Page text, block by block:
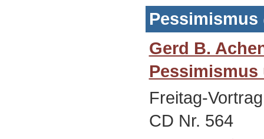
Pessimismus
Gerd B.
Freitag-
CD Nr. 564